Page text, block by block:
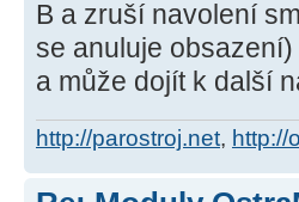
B a zruší navolení
se anuluje obsazení)
a může dojít k další
http://parostroj.net, http://